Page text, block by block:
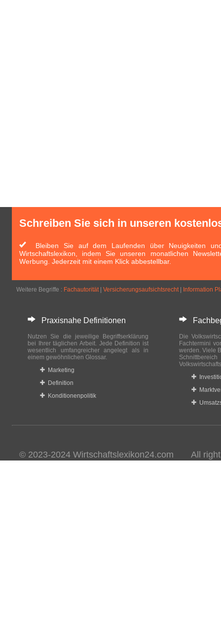
Schreiben Sie sich in unseren
Bleiben Sie auf dem Laufenden über Neuigkeiten
Wirtschaftslexikon, indem Sie unseren monatlichen
Werbung. Jederzeit mit einem Klick abbestellbar.
Weitere Begriffe : Fachautorität| Versicherungsaufsichtsrecht| Information
Praxisnahe Definitionen
Nutzen Sie die jeweilige Begriffserklärung
bei Ihrer täglichen Arbeit. Jede Definition ist
wesentlich umfangreicher angelegt als in
einem gewöhnlichen Glossar.
Marketing
Definition
Konditionenpolitik
Die
Fachtermini
werden. Viele
© 2023-2024 Wirtschaftslexikon24.com All